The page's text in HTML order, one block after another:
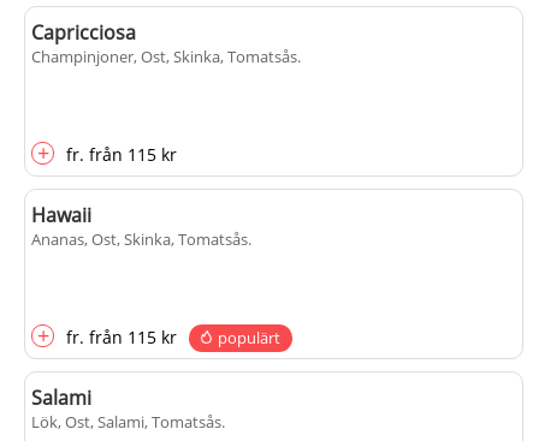
Capricciosa
Champinjoner, Ost, Skinka, Tomatsås.
+ fr. från 115 kr
Hawaii
Ananas, Ost, Skinka, Tomatsås.
+ fr. från 115 kr populärt
Salami
Lök, Ost, Salami, Tomatsås.